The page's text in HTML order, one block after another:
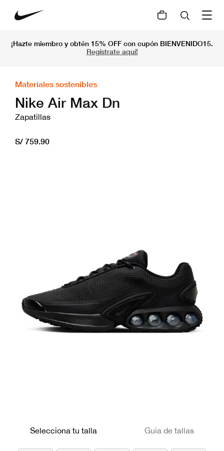
¡Hazte miembro y obtén 15% OFF con cupón BIENVENIDO15.
Regístrate aquí!
Materiales sostenibles
Nike Air Max Dn
Zapatillas
S/ 759.90
Selecciona tu talla Guía de tallas